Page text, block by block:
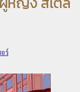
อร์